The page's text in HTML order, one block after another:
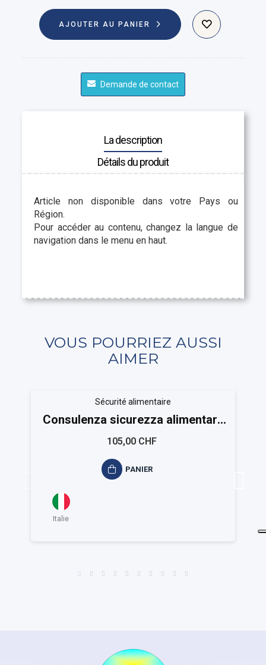
AJOUTER AU PANIER
Demande de contact
La description
Détails du produit
Article non disponible dans votre Pays ou
Région.
Pour accéder au contenu, changez la langue de
navigation dans le menu en haut.
VOUS POURRIEZ AUSSI
AIMER
Sécurité alimentaire
Consulenza sicurezza alimentare
ISO 22001
105,00 CHF
PANIER
Italie